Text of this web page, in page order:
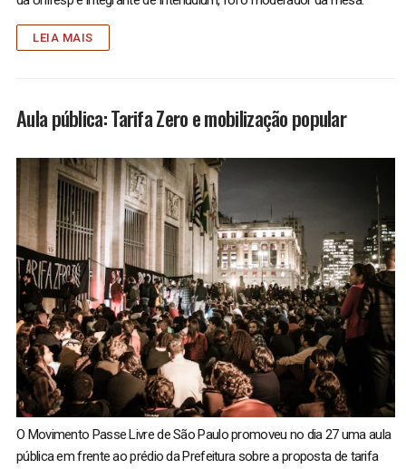
LEIA MAIS
Aula pública: Tarifa Zero e mobilização popular
O Movimento Passe Livre de São Paulo promoveu no dia 27 uma aula
pública em frente ao prédio da Prefeitura sobre a proposta de tarifa